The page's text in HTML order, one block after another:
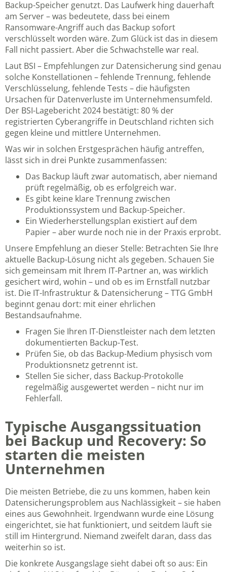
Backup-Speicher genutzt. Das Laufwerk hing dauerhaft
am Server – was bedeutete, dass bei einem
Ransomware-Angriff auch das Backup sofort
verschlüsselt worden wäre. Zum Glück ist das in diesem
Fall nicht passiert. Aber die Schwachstelle war real.
Laut BSI – Empfehlungen zur Datensicherung sind genau
solche Konstellationen – fehlende Trennung, fehlende
Verschlüsselung, fehlende Tests – die häufigsten
Ursachen für Datenverluste im Unternehmensumfeld.
Der BSI-Lagebericht 2024 bestätigt: 80 % der
registrierten Cyberangriffe in Deutschland richten sich
gegen kleine und mittlere Unternehmen.
Was wir in solchen Erstgesprächen häufig antreffen,
lässt sich in drei Punkte zusammenfassen:
Das Backup läuft zwar automatisch, aber niemand
prüft regelmäßig, ob es erfolgreich war.
Es gibt keine klare Trennung zwischen
Produktionssystem und Backup-Speicher.
Ein Wiederherstellungsplan existiert auf dem
Papier – aber wurde noch nie in der Praxis erprobt.
Unsere Empfehlung an dieser Stelle: Betrachten Sie Ihre
aktuelle Backup-Lösung nicht als gegeben. Schauen Sie
sich gemeinsam mit Ihrem IT-Partner an, was wirklich
gesichert wird, wohin – und ob es im Ernstfall nutzbar
ist. Die IT-Infrastruktur & Datensicherung – TTG GmbH
beginnt genau dort: mit einer ehrlichen
Bestandsaufnahme.
Fragen Sie Ihren IT-Dienstleister nach dem letzten
dokumentierten Backup-Test.
Prüfen Sie, ob das Backup-Medium physisch vom
Produktionsnetz getrennt ist.
Stellen Sie sicher, dass Backup-Protokolle
regelmäßig ausgewertet werden – nicht nur im
Fehlerfall.
Typische Ausgangssituation
bei Backup und Recovery: So
starten die meisten
Unternehmen
Die meisten Betriebe, die zu uns kommen, haben kein
Datensicherungsproblem aus Nachlässigkeit – sie haben
eines aus Gewohnheit. Irgendwann wurde eine Lösung
eingerichtet, sie hat funktioniert, und seitdem läuft sie
still im Hintergrund. Niemand zweifelt daran, dass das
weiterhin so ist.
Die konkrete Ausgangslage sieht dabei oft so aus: Ein